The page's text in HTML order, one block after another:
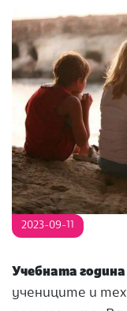
2023-09-11
Учебната
учениците и